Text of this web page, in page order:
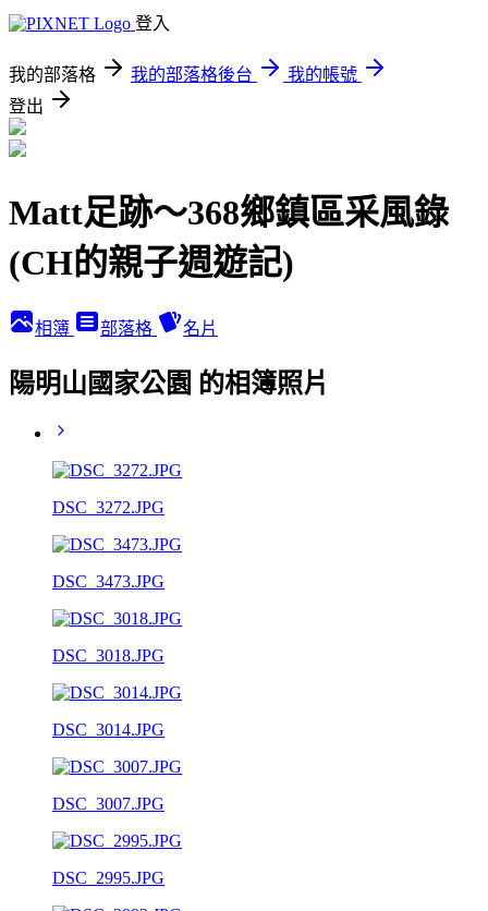
登入
我的部落格 我的部落格後台
我的帳號
登出
Matt足跡～368鄉鎮區采風錄
(CH的親子週遊記)
相簿 部落格 名片
陽明山國家公園 的相簿照片
DSC_3272.JPG
DSC_3473.JPG
DSC_3018.JPG
DSC_3014.JPG
DSC_3007.JPG
DSC_2995.JPG